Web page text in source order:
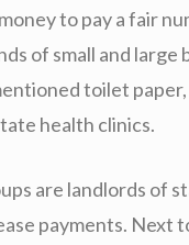
to pay a fair
of small and
toilet
health clinics.
are landlords of
payments.